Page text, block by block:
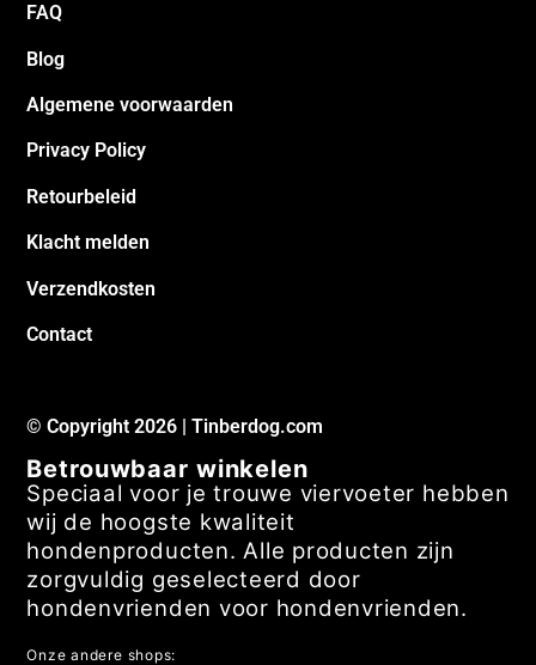
FAQ
Blog
Algemene voorwaarden
Privacy Policy
Retourbeleid
Klacht melden
Verzendkosten
Contact
© Copyright 2026 | Tinberdog.com
Betrouwbaar winkelen
Speciaal voor je trouwe viervoeter hebben
wij de hoogste kwaliteit
hondenproducten. Alle producten zijn
zorgvuldig geselecteerd door
hondenvrienden voor hondenvrienden.
Onze andere shops: